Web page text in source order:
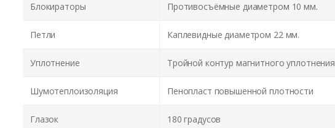
Блокираторы Противосъёмные диаметром 10 мм.
Петли Каплевидные диаметром 22 мм.
Уплотнение Тройной контур магнитного уплотнения
Шумотеплоизоляция Пенопласт повышенной плотности
Глазок 180 градусов